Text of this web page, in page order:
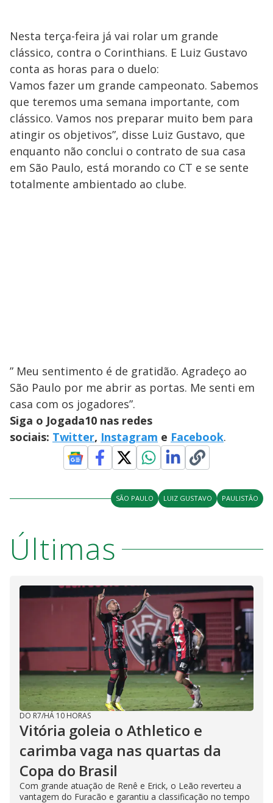
Nesta terça-feira já vai rolar um grande
clássico, contra o Corinthians. E Luiz Gustavo
conta as horas para o duelo:
Vamos fazer um grande campeonato. Sabemos
que teremos uma semana importante, com
clássico. Vamos nos preparar muito bem para
atingir os objetivos”, disse Luiz Gustavo, que
enquanto não conclui o contrato de sua casa
em São Paulo, está morando co CT e se sente
totalmente ambientado ao clube.
” Meu sentimento é de gratidão. Agradeço ao
São Paulo por me abrir as portas. Me senti em
casa com os jogadores”.
Siga o Jogada10 nas redes
sociais: Twitter, Instagram e Facebook.
SÃO PAULO LUIZ GUSTAVO PAULISTÃO
Últimas
DO R7/HÁ 10 HORAS
Vitória goleia o Athletico e
carimba vaga nas quartas da
Copa do Brasil
Com grande atuação de Renê e Erick, o Leão reverteu a
vantagem do Furacão e garantiu a classificação no tempo